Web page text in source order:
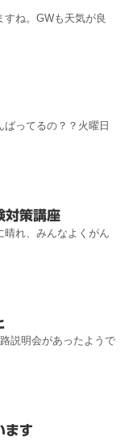
ね。GWも天気が良
ってるの？？火曜日
対策講座
晴れ、みんなよくがん
説明会があったようで
ます